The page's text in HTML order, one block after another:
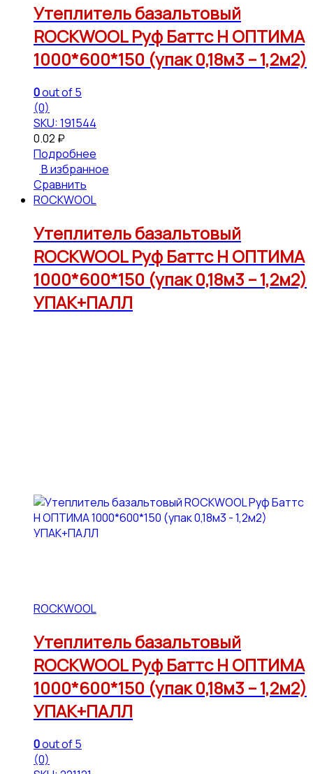
Утеплитель базальтовый
ROCKWOOL Руф Баттс Н ОПТИМА
1000*600*150 (упак 0,18м3 – 1,2м2)
0out of 5
(0)
SKU: 191544
0.02 ₽
Подробнее
В избранное
Сравнить
ROCKWOOL
Утеплитель базальтовый
ROCKWOOL Руф Баттс Н ОПТИМА
1000*600*150 (упак 0,18м3 – 1,2м2)
УПАК+ПАЛЛ
ROCKWOOL
Утеплитель базальтовый
ROCKWOOL Руф Баттс Н ОПТИМА
1000*600*150 (упак 0,18м3 – 1,2м2)
УПАК+ПАЛЛ
0out of 5
(0)